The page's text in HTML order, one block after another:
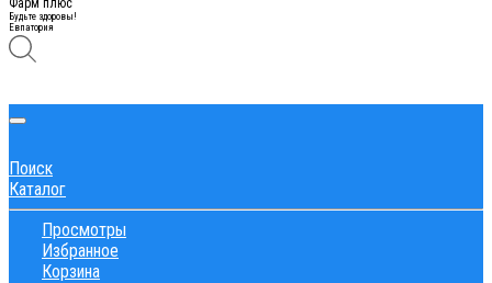
Фарм плюс
Будьте здоровы!
Евпатория
Поиск
Каталог
Просмотры
Избранное
Корзина